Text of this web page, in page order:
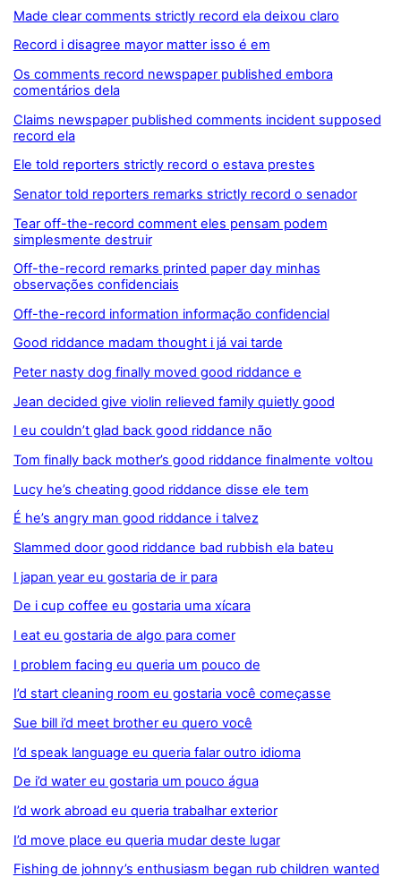
Made clear comments strictly record ela deixou claro
Record i disagree mayor matter isso é em
Os comments record newspaper published embora
comentários dela
Claims newspaper published comments incident supposed
record ela
Ele told reporters strictly record o estava prestes
Senator told reporters remarks strictly record o senador
Tear off-the-record comment eles pensam podem
simplesmente destruir
Off-the-record remarks printed paper day minhas
observações confidenciais
Off-the-record information informação confidencial
Good riddance madam thought i já vai tarde
Peter nasty dog finally moved good riddance e
Jean decided give violin relieved family quietly good
I eu couldn’t glad back good riddance não
Tom finally back mother’s good riddance finalmente voltou
Lucy he’s cheating good riddance disse ele tem
É he’s angry man good riddance i talvez
Slammed door good riddance bad rubbish ela bateu
I japan year eu gostaria de ir para
De i cup coffee eu gostaria uma xícara
I eat eu gostaria de algo para comer
I problem facing eu queria um pouco de
I’d start cleaning room eu gostaria você começasse
Sue bill i’d meet brother eu quero você
I’d speak language eu queria falar outro idioma
De i’d water eu gostaria um pouco água
I’d work abroad eu queria trabalhar exterior
I’d move place eu queria mudar deste lugar
Fishing de johnny’s enthusiasm began rub children wanted